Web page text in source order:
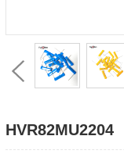
HVR82MU2204